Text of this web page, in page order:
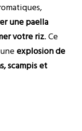
une paella
votre riz. Ce
explosion de
scampis et